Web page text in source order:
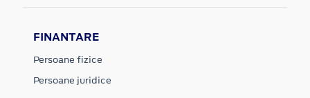
FINANTARE
Persoane fizice
Persoane juridice